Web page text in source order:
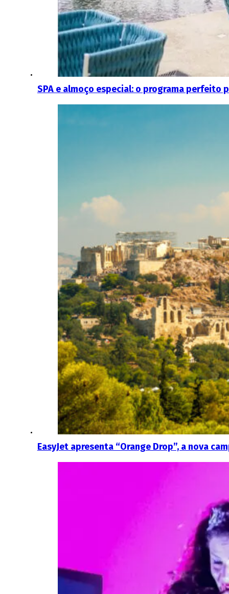
SPA e almoço especial: o programa perfeito
EasyJet apresenta “Orange Drop”, a nova